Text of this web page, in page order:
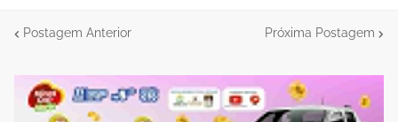
Postagem Anterior Próxima Postagem